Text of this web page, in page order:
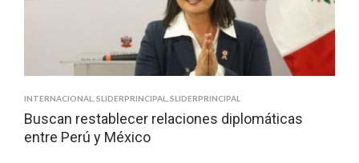
DOS
MIL
HECTÁREAS
INTERNACIONAL SLIDERPRINCIPAL SLIDERPRINCIPAL
Buscan restablecer relaciones diplomáticas
entre Perú y México